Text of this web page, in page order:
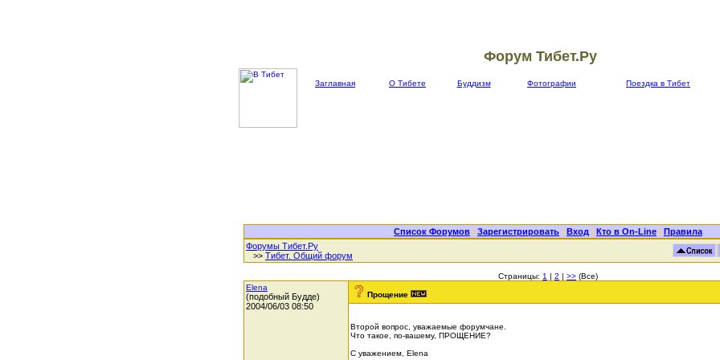
Форум Тибет.Ру
Заглавная О Тибете Буддизм Фотографии Поездка в Тибет
Список Форумов | Зарегистрировать | Вход | Кто в On-Line | Правила
Форумы Тибет.Ру
>> Тибет. Общий форум
Страницы: 1 | 2 | >> (Все)
Elena
(подобный Будде)
2004/06/03 08:50
Прощение
Второй вопрос, уважаемые форумчане.
Что такое, по-вашему, ПРОЩЕНИЕ?
С уважением, Elena